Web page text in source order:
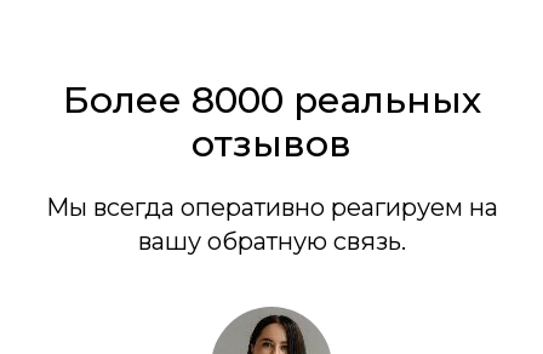
Более 8000 реальных
отзывов
Мы всегда оперативно реагируем на
вашу обратную связь.